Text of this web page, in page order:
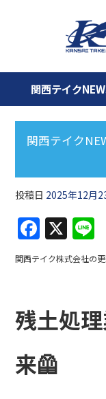
関西テイク
関西テイク
投稿日 2025年12月
F
a
c
b
o
o
k
X
関西テイク株式会社の更
残土処
来🦺